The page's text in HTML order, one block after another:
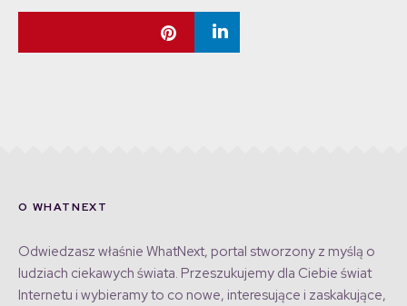
O WHATNEXT
Odwiedzasz właśnie WhatNext, portal stworzony z myślą o
ludziach ciekawych świata. Przeszukujemy dla Ciebie świat
Internetu i wybieramy to co nowe, interesujące i zaskakujące,